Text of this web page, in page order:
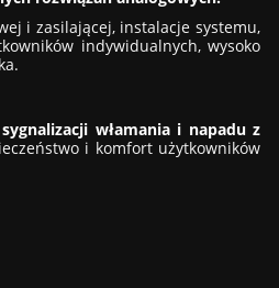
i zasilającej, instalacje systemu,
indywidualnych, wysoko
włamania i napadu z
i komfort użytkowników